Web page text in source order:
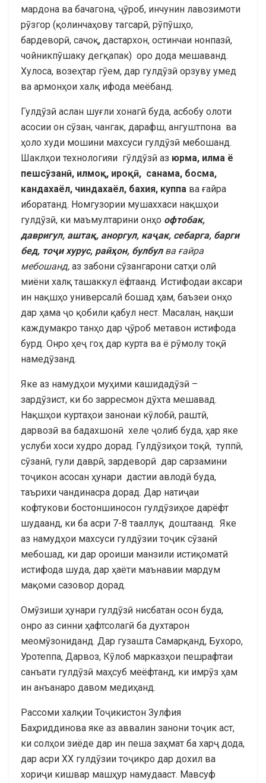
мардона ва бачагона, ҷӯроб, инчунин лавозимоти
рӯзгор (қолинчаҳову тагсарӣ, рӯпӯшҳо,
бардеворӣ, сачоқ, дастархон, остинчаи нонпазӣ,
чойникпӯшаку дегқапак) оро дода мешаванд.
Хулоса, возеҳтар гӯем, дар гулдӯзӣ орзуву умед
ва армонҳои халқ ифода меёбанд.
Гулдӯзӣ аслан шуғли хонагӣ буда, асбобу олоти
асосии он сӯзан, чангак, дарафш, ангуштпона ва
ҳоло худи мошини махсуси гулдӯзӣ мебошанд.
Шаклҳои технологияи гӯлдӯзӣ аз юрма, илма ё
пешсӯзанӣ, илмоқ, ироқӣ, санама, босма,
кандахаёл, чиндахаёл, бахия, куппа ва ғайра
иборатанд. Номгузории мушаххаси нақшҳои
гулдӯзӣ, ки маъмултарини онҳо офтобак,
давригул, аштақ, аноргул, каҷак, себарга, барги
бед, тоҷи хурус, райҳон, булбул ва ғайра
мебошанд, аз забони сӯзангарони сатҳи олӣ
миёни халқ ташаккул ёфтаанд. Истифодаи аксари
ин нақшҳо универсалӣ бошад ҳам, баъзеи онҳо
дар ҳама ҷо қобили қабул нест. Масалан, нақши
каждумакро танҳо дар ҷӯроб метавон истифода
бурд. Онро ҳеҷ гоҳ дар курта ва ё рӯмолу тоқӣ
намедӯзанд.
Яке аз намудҳои муҳими кашидадӯзӣ –
зардӯзист, ки бо зарресмон дӯхта мешавад.
Нақшҳои куртаҳои занонаи кӯлобӣ, раштӣ,
дарвозӣ ва бадахшонӣ хеле ҷолиб буда, ҳар яке
услуби хоси худро дорад. Гулдӯзиҳои тоқӣ, туппӣ,
сӯзанӣ, гули даврӣ, зардеворӣ дар сарзамини
тоҷикон асосан ҳунари дастии авлодӣ буда,
таърихи чандинасра дорад. Дар натиҷаи
кофтукови бостоншиносон гулдӯзиҳое дарёфт
шудаанд, ки ба асри 7-8 тааллуқ доштаанд. Яке
аз намудҳои махсуси гулдӯзии тоҷик сӯзанӣ
мебошад, ки дар ороиши манзили истиқоматӣ
истифода шуда, дар ҳаёти маънавии мардум
мақоми сазовор дорад.
Омӯзиши ҳунари гулдӯзӣ нисбатан осон буда,
онро аз синни ҳафтсолагӣ ба духтарон
меомӯзониданд. Дар гузашта Самарқанд, Бухоро,
Уротеппа, Дарвоз, Кӯлоб марказҳои пешрафтаи
санъати гулдӯзӣ маҳсуб меёфтанд, ки имрӯз ҳам
ин анъанаро давом медиҳанд.
Рассоми халқии Тоҷикистон Зулфия
Баҳриддинова яке аз аввалин занони тоҷик аст,
ки солҳои зиёде дар ин пеша заҳмат ба харҷ дода,
дар асри ХХ гулдӯзии тоҷикро дар дохил ва
хориҷи кишвар машҳур намудааст. Мавсуф